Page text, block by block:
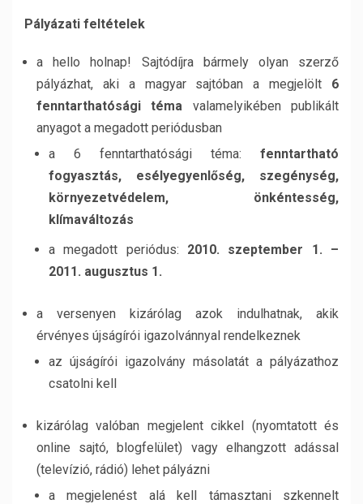
Pályázati feltételek
a hello holnap! Sajtódíjra bármely olyan szerző
pályázhat, aki a magyar sajtóban a megjelölt 6
fenntarthatósági téma valamelyikében publikált
anyagot a megadott periódusban
a 6 fenntarthatósági téma: fenntartható
fogyasztás, esélyegyenlőség, szegénység,
környezetvédelem, önkéntesség,
klímaváltozás
a megadott periódus: 2010. szeptember 1. –
2011. augusztus 1.
a versenyen kizárólag azok indulhatnak, akik
érvényes újságírói igazolvánnyal rendelkeznek
az újságírói igazolvány másolatát a pályázathoz
csatolni kell
kizárólag valóban megjelent cikkel (nyomtatott és
online sajtó, blogfelület) vagy elhangzott adással
(televízió, rádió) lehet pályázni
a megjelenést alá kell támasztani szkennelt